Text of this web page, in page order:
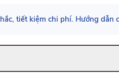
tiết kiệm chi phí. Hướng